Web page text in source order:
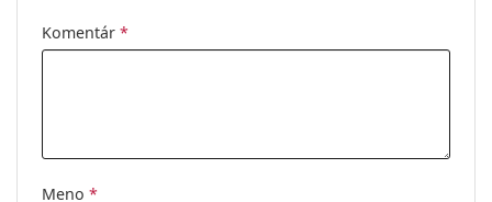
Typ:
Kategória:
Dioptrické okuliare
Komentár *
Meno *